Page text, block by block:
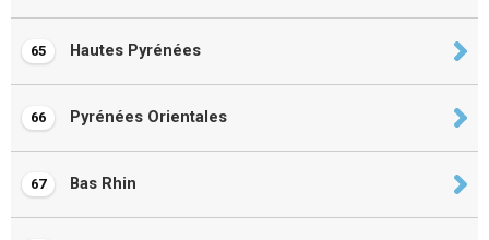
65 Hautes Pyrénées
66 Pyrénées Orientales
67 Bas Rhin